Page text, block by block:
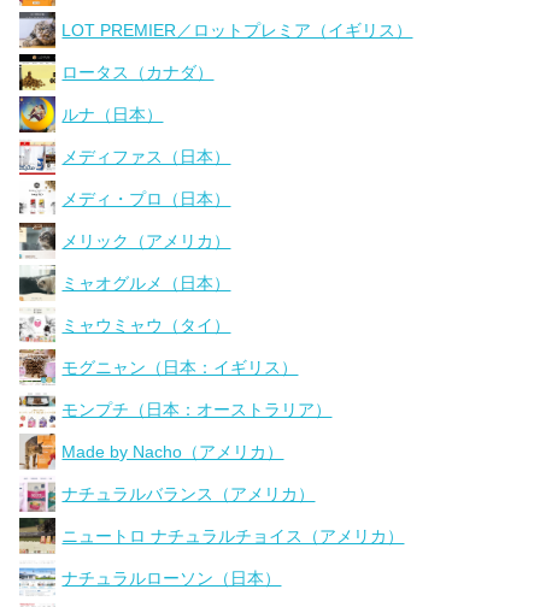
LOT PREMIER／ロットプレミア（イギリス）
ロータス（カナダ）
ルナ（日本）
メディファス（日本）
メディ・プロ（日本）
メリック（アメリカ）
ミャオグルメ（日本）
ミャウミャウ（タイ）
モグニャン（日本：イギリス）
モンプチ（日本：オーストラリア）
Made by Nacho（アメリカ）
ナチュラルバランス（アメリカ）
ニュートロ ナチュラルチョイス（アメリカ）
ナチュラルローソン（日本）